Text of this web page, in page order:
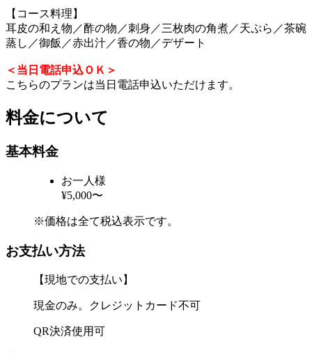
【コース料理】
耳皮の和え物／酢の物／刺身／三枚肉の角煮／天ぷら／茶碗
蒸し／御飯／赤出汁／香の物／デザート
＜当日電話申込ＯＫ＞
こちらのプランは当日電話申込いただけます。
料金について
基本料金
お一人様
¥5,000〜
※価格は全て税込表示です。
お支払い方法
【現地での支払い】
現金のみ。クレジットカード不可
QR決済使用可